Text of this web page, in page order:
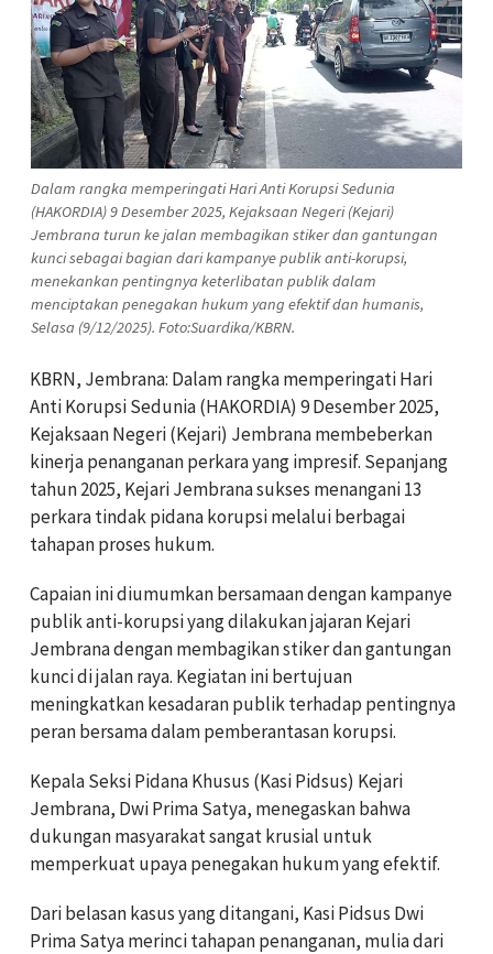
Dalam rangka memperingati Hari Anti Korupsi Sedunia
(HAKORDIA) 9 Desember 2025, Kejaksaan Negeri (Kejari)
Jembrana turun ke jalan membagikan stiker dan gantungan
kunci sebagai bagian dari kampanye publik anti-korupsi,
menekankan pentingnya keterlibatan publik dalam
menciptakan penegakan hukum yang efektif dan humanis,
Selasa (9/12/2025). Foto:Suardika/KBRN.
KBRN, Jembrana: Dalam rangka memperingati Hari
Anti Korupsi Sedunia (HAKORDIA) 9 Desember 2025,
Kejaksaan Negeri (Kejari) Jembrana membeberkan
kinerja penanganan perkara yang impresif. Sepanjang
tahun 2025, Kejari Jembrana sukses menangani 13
perkara tindak pidana korupsi melalui berbagai
tahapan proses hukum.
Capaian ini diumumkan bersamaan dengan kampanye
publik anti-korupsi yang dilakukan jajaran Kejari
Jembrana dengan membagikan stiker dan gantungan
kunci di jalan raya. Kegiatan ini bertujuan
meningkatkan kesadaran publik terhadap pentingnya
peran bersama dalam pemberantasan korupsi.
Kepala Seksi Pidana Khusus (Kasi Pidsus) Kejari
Jembrana, Dwi Prima Satya, menegaskan bahwa
dukungan masyarakat sangat krusial untuk
memperkuat upaya penegakan hukum yang efektif.
Dari belasan kasus yang ditangani, Kasi Pidsus Dwi
Prima Satya merinci tahapan penanganan, mulia dari